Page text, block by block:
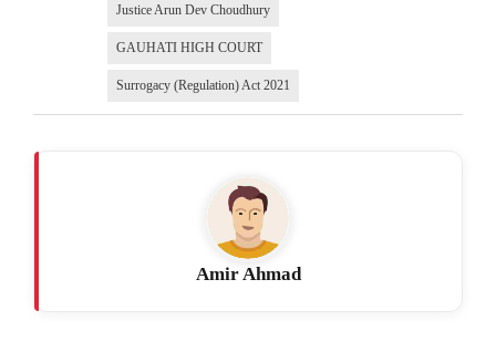
Justice Arun Dev Choudhury
GAUHATI HIGH COURT
Surrogacy (Regulation) Act 2021
Amir Ahmad